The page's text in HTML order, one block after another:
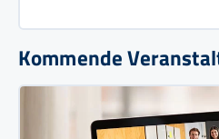
Kommende